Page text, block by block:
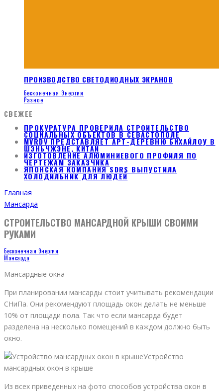
ПРОИЗВОДСТВО СВЕТОДИОДНЫХ ЭКРАНОВ
Бесконечная Энергия
Разное
СВЕЖЕЕ
ПРОКУРАТУРА ПРОВЕРИЛА СТРОИТЕЛЬСТВО
СОЦИАЛЬНЫХ ОБЪЕКТОВ В СЕВАСТОПОЛЕ
MVRDV ПРЕДСТАВЛЯЕТ АРТ-ДЕРЕВНЮ БИХАЙЛОУ В
ШЭНЬЧЖЭНЕ, КИТАЙ
ИЗГОТОВЛЕНИЕ АЛЮМИНИЕВОГО ПРОФИЛЯ ПО
ЧЕРТЕЖАМ ЗАКАЗЧИКА
ЯПОНСКАЯ КОМПАНИЯ SDRS ВЫПУСТИЛА
ХОЛОДИЛЬНИК ДЛЯ ЛЮДЕЙ
Главная
Мансарда
СТРОИТЕЛЬСТВО МАНСАРДНОЙ КРЫШИ СВОИМИ
РУКАМИ
Бесконечная Энергия
Мансарда
Мансардные окна
При планировании мансарды стоит учитывать рекомендации
СНиПа. Они рекомендуют площадь окон делать не меньше
10% от площади пола. Так что если мансарда будет
разделена на несколько помещений в каждом должно быть
окно.
Устройство
мансардных окон в крыше
Из всех приведенных на фото способов устройства окон в